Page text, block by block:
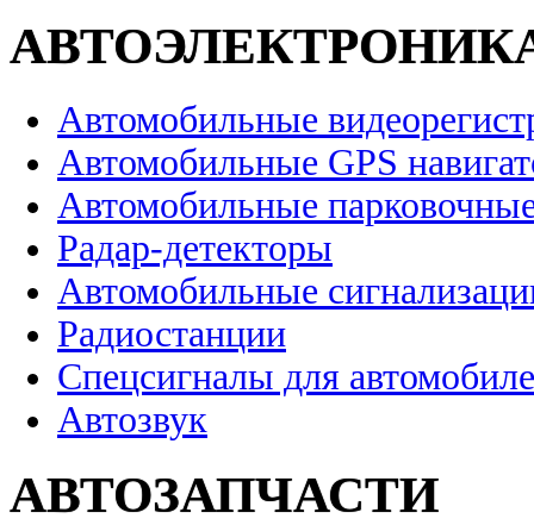
Автомобильные
Автомобильные GPS
Автомобильные
Радар-детекторы
Автомобильные
Радиостанции
Спецсигналы для
Автозвук
АВТОЗАПЧАСТИ